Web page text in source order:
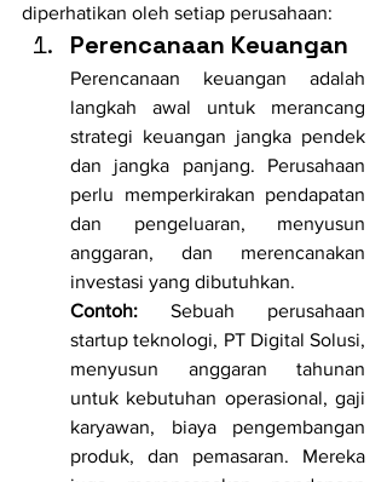
diperhatikan oleh setiap perusahaan:
Perencanaan Keuangan
Perencanaan keuangan adalah
langkah awal untuk merancang
strategi keuangan jangka pendek
dan jangka panjang. Perusahaan
perlu memperkirakan pendapatan
dan pengeluaran, menyusun
anggaran, dan merencanakan
investasi yang dibutuhkan.
Contoh: Sebuah perusahaan
startup teknologi, PT Digital Solusi,
menyusun anggaran tahunan
untuk kebutuhan operasional, gaji
karyawan, biaya pengembangan
produk, dan pemasaran. Mereka